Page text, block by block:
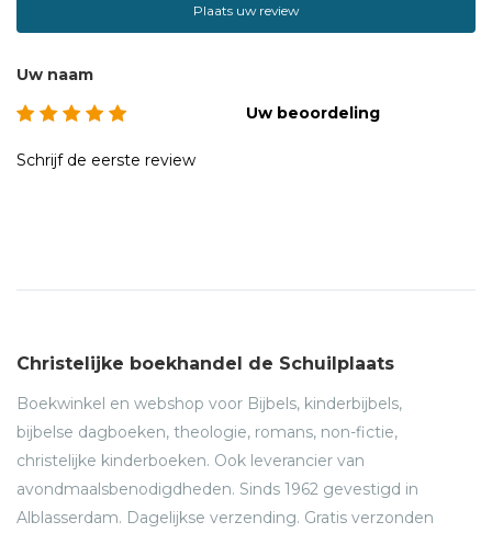
Plaats uw review
Uw naam
Uw beoordeling
Schrijf de eerste review
Christelijke boekhandel de Schuilplaats
Boekwinkel en webshop voor Bijbels, kinderbijbels,
bijbelse dagboeken, theologie, romans, non-fictie,
christelijke kinderboeken. Ook leverancier van
avondmaalsbenodigdheden. Sinds 1962 gevestigd in
Alblasserdam. Dagelijkse verzending. Gratis verzonden